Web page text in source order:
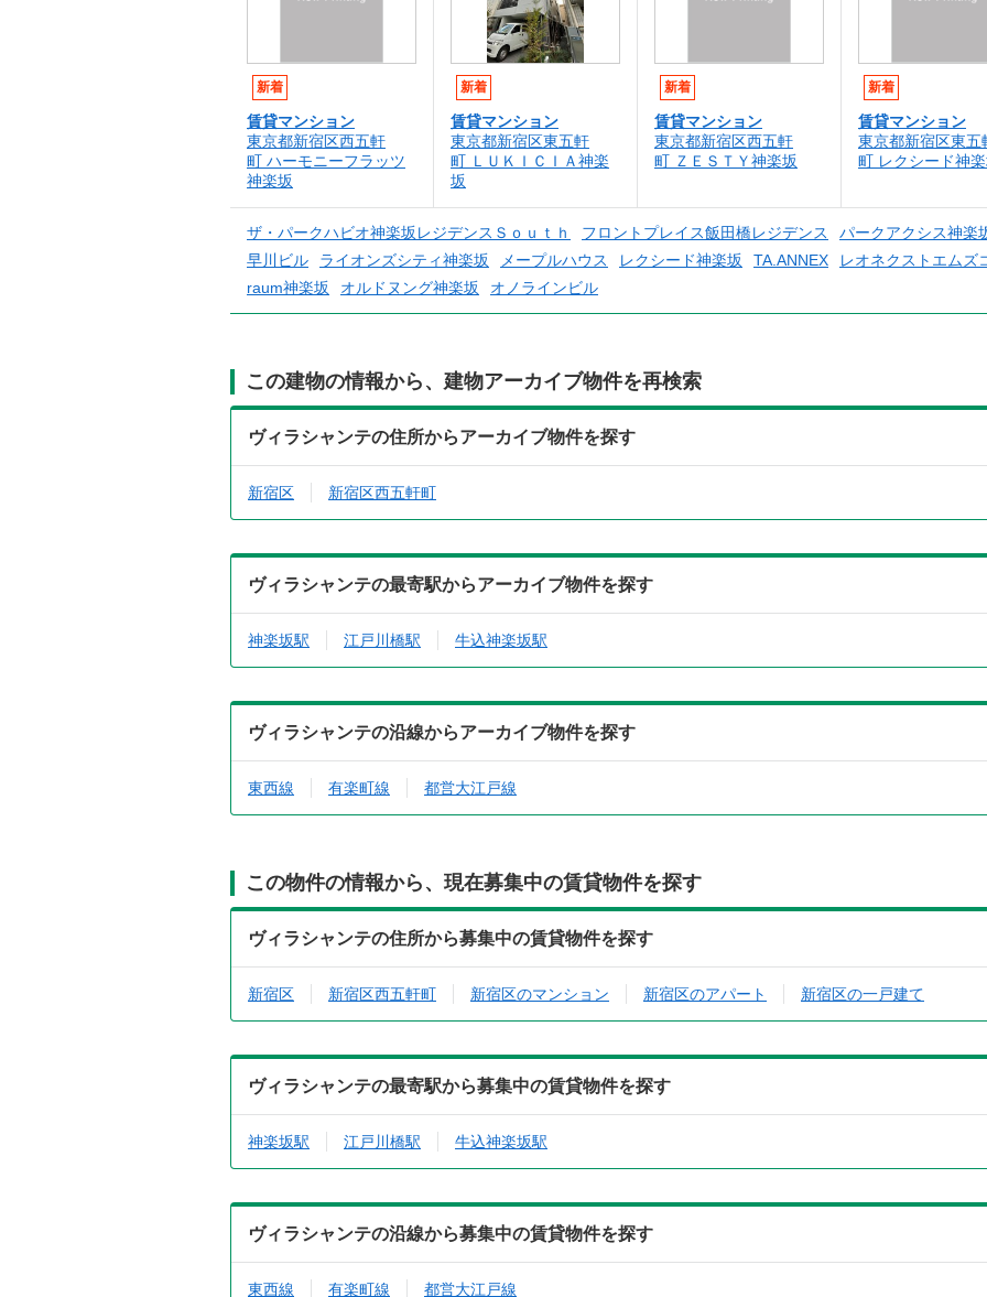
新着
賃貸マンション
東京都新宿区西五軒
町 ハーモニーフラッツ
神楽坂
新着
賃貸マンション
東京都新宿区東五軒
町 ＬＵＫＩＣＩＡ神楽
坂
新着
賃貸マンション
東京都新宿区西五軒
町 ＺＥＳＴＹ神楽坂
新着
賃貸マンション
東京都新宿区東五
町 レクシード神
ザ・パークハビオ神楽坂レジデンスＳｏｕｔｈ フロントプレイス飯田橋レジデンス パークアクシス神楽
早川ビル
ライオンズシティ神楽坂 メープルハウス レクシード神楽坂 TA.ANNEX レオネクストエムズ
raum神楽坂
オルドヌング神楽坂 オノラインビル
この建物の情報から、建物アーカイブ物件を再検索
ヴィラシャンテの住所からアーカイブ物件を探す
新宿区 新宿区西五軒町
ヴィラシャンテの最寄駅からアーカイブ物件を探す
神楽坂駅 江戸川橋駅 牛込神楽坂駅
ヴィラシャンテの沿線からアーカイブ物件を探す
東西線 有楽町線 都営大江戸線
この物件の情報から、現在募集中の賃貸物件を探す
ヴィラシャンテの住所から募集中の賃貸物件を探す
新宿区 新宿区西五軒町 新宿区のマンション 新宿区のアパート 新宿区の一戸建て
ヴィラシャンテの最寄駅から募集中の賃貸物件を探す
神楽坂駅 江戸川橋駅 牛込神楽坂駅
ヴィラシャンテの沿線から募集中の賃貸物件を探す
東西線 有楽町線 都営大江戸線